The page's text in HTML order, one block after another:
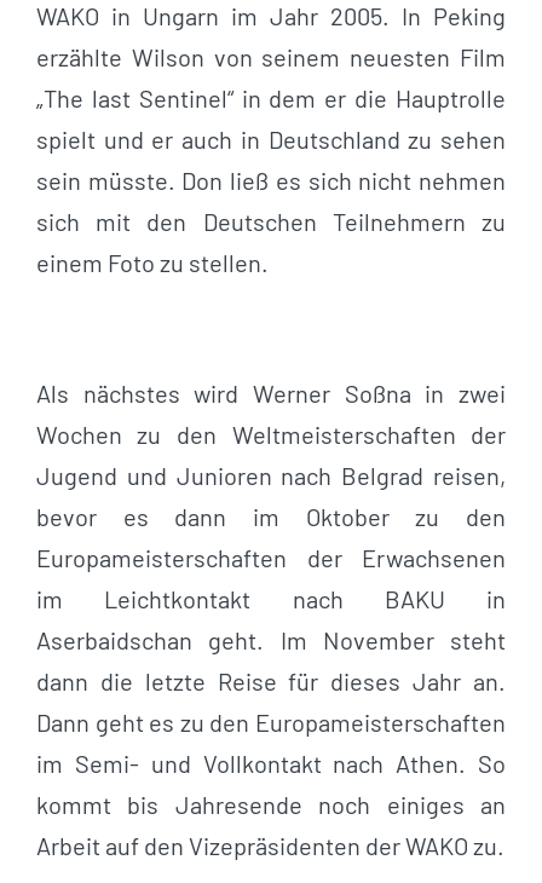
WAKO in Ungarn im Jahr 2005. In Peking
erzählte Wilson von seinem neuesten Film
„The last Sentinel“ in dem er die Hauptrolle
spielt und er auch in Deutschland zu sehen
sein müsste. Don ließ es sich nicht nehmen
sich mit den Deutschen Teilnehmern zu
einem Foto zu stellen.
Als nächstes wird Werner Soßna in zwei
Wochen zu den Weltmeisterschaften der
Jugend und Junioren nach Belgrad reisen,
bevor es dann im Oktober zu den
Europameisterschaften der Erwachsenen
im Leichtkontakt nach BAKU in
Aserbaidschan geht. Im November steht
dann die letzte Reise für dieses Jahr an.
Dann geht es zu den Europameisterschaften
im Semi- und Vollkontakt nach Athen. So
kommt bis Jahresende noch einiges an
Arbeit auf den Vizepräsidenten der WAKO zu.